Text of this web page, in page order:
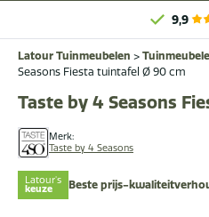
9,9
Latour Tuinmeubelen >
Seasons Fiesta tuintafel Ø 90 cm
Merk:
Taste by 4 Seasons
Taste by 4 Seasons
Latour's
keuze Beste prijs-